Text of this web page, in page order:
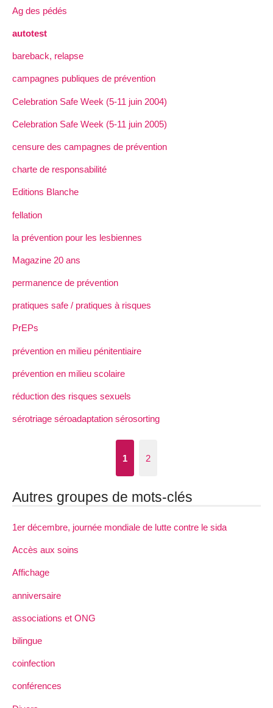
Ag des pédés
autotest
bareback, relapse
campagnes publiques de prévention
Celebration Safe Week (5-11 juin 2004)
Celebration Safe Week (5-11 juin 2005)
censure des campagnes de prévention
charte de responsabilité
Editions Blanche
fellation
la prévention pour les lesbiennes
Magazine 20 ans
permanence de prévention
pratiques safe / pratiques à risques
PrEPs
prévention en milieu pénitentiaire
prévention en milieu scolaire
réduction des risques sexuels
sérotriage séroadaptation sérosorting
1 2
Autres groupes de mots-clés
1er décembre, journée mondiale de lutte contre le sida
Accès aux soins
Affichage
anniversaire
associations et ONG
bilingue
coinfection
conférences